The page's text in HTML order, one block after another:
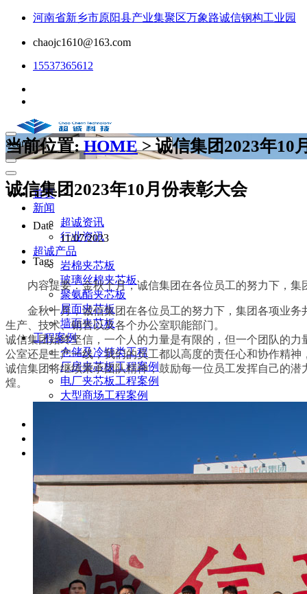
河南省新乡市原阳县产业集聚区万象路诚信钢构工业园
chaojc1610@163.com
15537365612
Search...
首页
新闻
超诚资讯
行业资讯
超诚产品
岩棉夹芯板
玻璃丝棉夹芯板
聚氨酯夹芯板
屋面夹芯板
墙面夹芯板
工程案例
仓储及冷链类工程
厂房夹芯板工程案例
电厂夹芯板工程案例
大型商场工程案例
当前位置:HOME> 诚信集团2023年10
诚信集团2023年10月份表彰大会
Date
11/07/2023
Tags
内容提要：金秋十月，诚信集团在各位员工的努力下，
金秋十月，诚信集团在各位员工的努力下，集团各项业
生产、技术、销售以及各个办公室职能部门。
诚信集团始终坚信，一个人的力量是有限的，但一个团队的
公室还是生产一线，我们的员工都以高度的责任心和协作精神
诚信集团将继续秉承团队精神，鼓励每一位员工发挥自己的
煌。